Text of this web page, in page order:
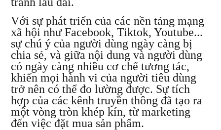
Với sự phát triển của các nền tảng mạng
xã hội như Facebook, Tiktok, Youtube...
sự chú ý của người dùng ngày càng bị
chia sẻ, và giữa nội dung và người dùng
có ngày càng nhiều cơ chế tương tác,
khiến mọi hành vi của người tiêu dùng
trở nên có thể đo lường được. Sự tích
hợp của các kênh truyền thông đã tạo ra
một vòng tròn khép kín, từ marketing
đến việc đặt mua sản phẩm.